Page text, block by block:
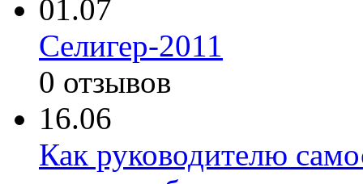
01.07
Селигер-2011
0 отзывов
16.06
Как руководителю